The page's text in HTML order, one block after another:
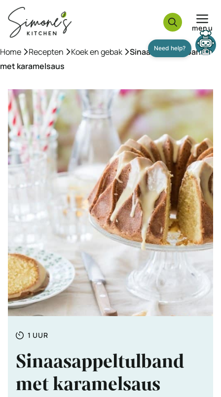
naar
inhoud
menu
Home »Recepten »Koek en gebak »Sinaasappeltulband
met karamelsaus
Totale
1 UUR
UUR
Sinaasappeltulband
met karamelsaus
Need help?